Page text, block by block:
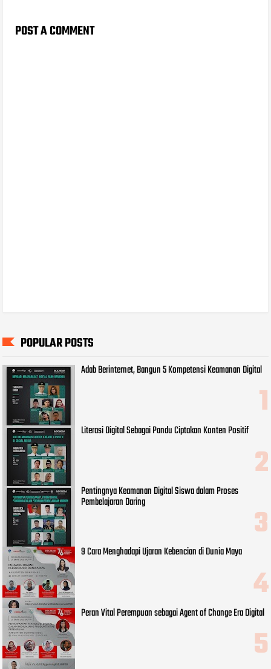
POST A COMMENT
POPULAR POSTS
Adab Berinternet, Bangun 5 Kompetensi Keamanan Digital
Literasi Digital Sebagai Pandu Ciptakan Konten Positif
Pentingnya Keamanan Digital Siswa dalam Proses
Pembelajaran Daring
9 Cara Menghadapi Ujaran Kebencian di Dunia Maya
Peran Vital Perempuan sebagai Agent of Change Era Digital